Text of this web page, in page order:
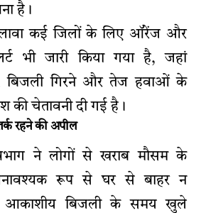
है।
कई जिलों के लिए ऑरेंज और
भी जारी किया गया है, जहां
बिजली गिरने और तेज हवाओं के
की चेतावनी दी गई है।
रहने की अपील
ने लोगों से खराब मौसम के
रूप से घर से बाहर न
आकाशीय बिजली के समय खुले